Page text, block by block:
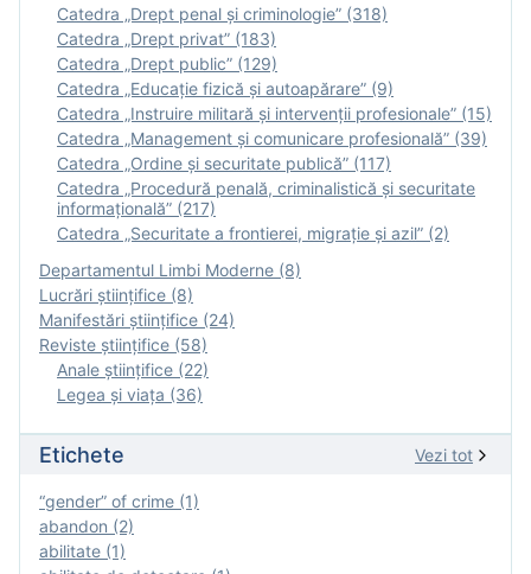
Catedra „Drept penal și criminologie” (318)
Catedra „Drept privat” (183)
Catedra „Drept public” (129)
Catedra „Educație fizică şi autoapărare” (9)
Catedra „Instruire militară şi intervenţii profesionale” (15)
Catedra „Management și comunicare profesională” (39)
Catedra „Ordine și securitate publică” (117)
Catedra „Procedură penală, criminalistică și securitate
informațională” (217)
Catedra „Securitate a frontierei, migrație și azil” (2)
Departamentul Limbi Moderne (8)
Lucrări științifice (8)
Manifestări ştiinţifice (24)
Reviste ştiinţifice (58)
Anale ştiinţifice (22)
Legea şi viaţa (36)
Etichete Vezi tot
“gender” of crime (1)
abandon (2)
abilitate (1)